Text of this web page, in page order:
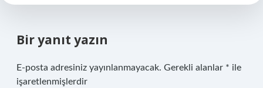
Bir yanıt yazın
E-posta adresiniz yayınlanmayacak. Gerekli alanlar * ile
işaretlenmişlerdir